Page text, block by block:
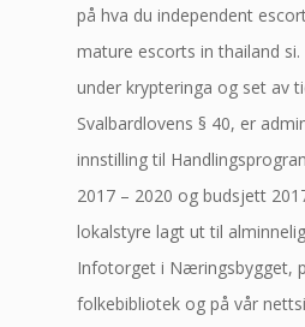
på hva du independent
mature escorts in thailand
under krypteringa og set av
Svalbardlovens § 40, er
innstilling til
2017 – 2020 og budsjett
lokalstyre lagt ut til
Infotorget i Næringsbygget,
folkebibliotek og på vår